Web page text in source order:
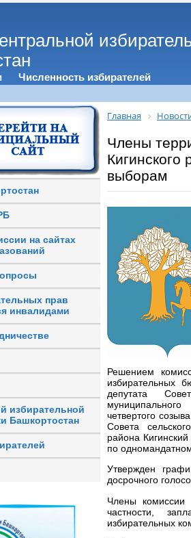
Численность избирателей
на сайтах
прав
инвалидами
избирательной
Башкортостан
Главная
Члены
Кигинского
выборам
Решением
избирательных
депутата
четвертого
Совета
района
по
Утвержден
досрочного
Члены комиссии
частности,
избирательных